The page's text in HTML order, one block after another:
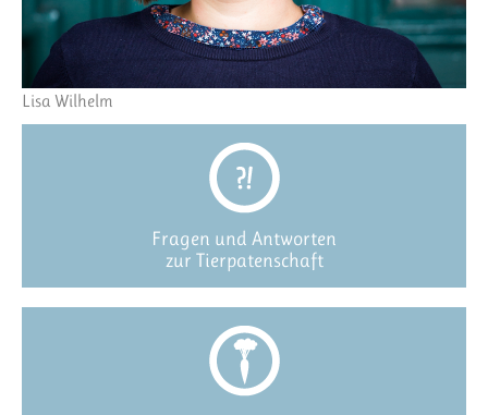
Lisa Wilhelm
Fragen und Antworten
zur Tierpatenschaft